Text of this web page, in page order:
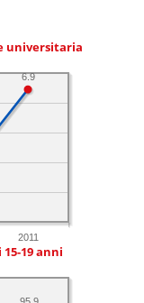
universitaria
2011
6.9
19 anni